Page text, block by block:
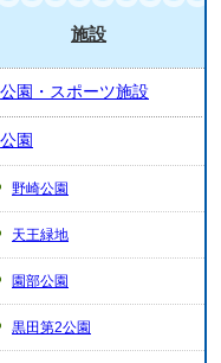
施設
公園・スポーツ施設
公園
野崎公園
天王緑地
園部公園
黒田第2公園